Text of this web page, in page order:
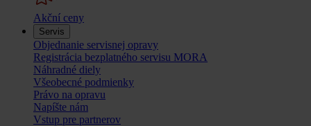
Akční ceny
Servis
Objednanie servisnej opravy
Registrácia bezplatného servisu MORA
Náhradné diely
Všeobecné podmienky
Právo na opravu
Napíšte nám
Vstup pre partnerov